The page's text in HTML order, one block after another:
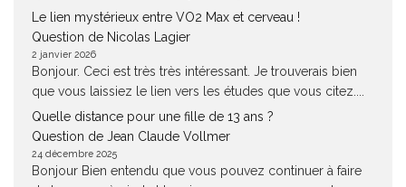
Le lien mystérieux entre VO2 Max et cerveau !
Question de Nicolas Lagier
2 janvier 2026
Bonjour. Ceci est très très intéressant. Je trouverais bien
que vous laissiez le lien vers les études que vous citez....
Quelle distance pour une fille de 13 ans ?
Question de Jean Claude Vollmer
24 décembre 2025
Bonjour Bien entendu que vous pouvez continuer à faire